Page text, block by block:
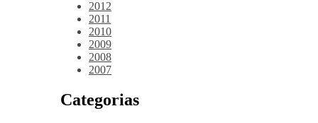
2012
2011
2010
2009
2008
2007
Categorias